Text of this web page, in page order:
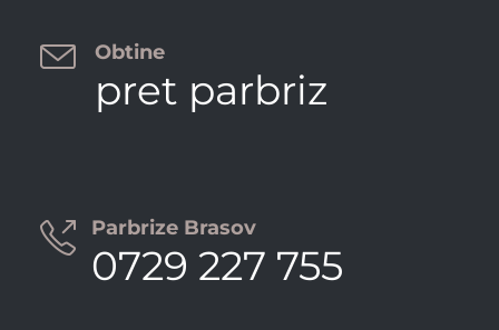
 Obtine
pret parbriz
 Parbrize Brasov
0729 227 755